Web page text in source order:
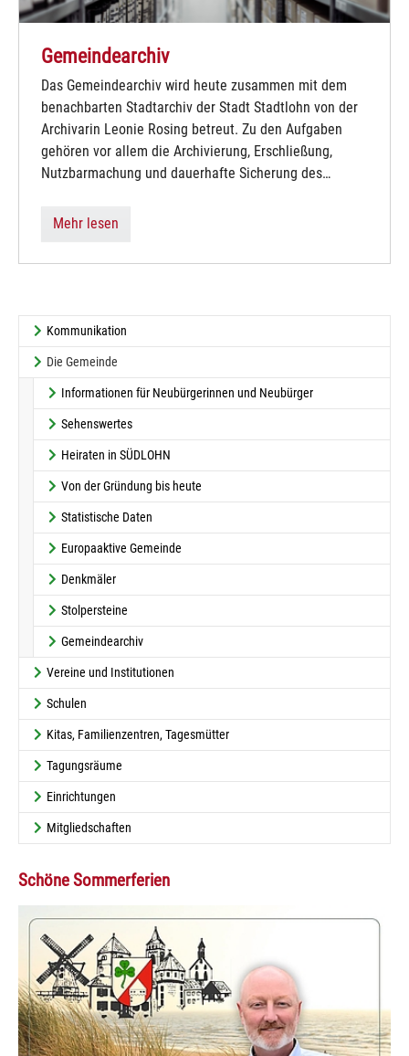
Gemeindearchiv
Das Gemeindearchiv wird heute zusammen mit dem
benachbarten Stadtarchiv der Stadt Stadtlohn von der
Archivarin Leonie Rosing betreut. Zu den Aufgaben
gehören vor allem die Archivierung, Erschließung,
Nutzbarmachung und dauerhafte Sicherung des…
Mehr lesen
Kommunikation
Die Gemeinde
Informationen für Neubürgerinnen und Neubürger
Sehenswertes
Heiraten in SÜDLOHN
Von der Gründung bis heute
Statistische Daten
Europaaktive Gemeinde
Denkmäler
Stolpersteine
Gemeindearchiv
Vereine und Institutionen
Schulen
Kitas, Familienzentren, Tagesmütter
Tagungsräume
Einrichtungen
Mitgliedschaften
Schöne Sommerferien